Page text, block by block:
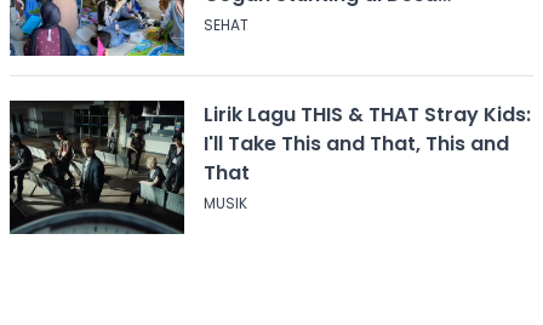
Calingcing
SEHAT
Lirik Lagu THIS & THAT Stray Kids:
I'll Take This and That, This and
That
MUSIK